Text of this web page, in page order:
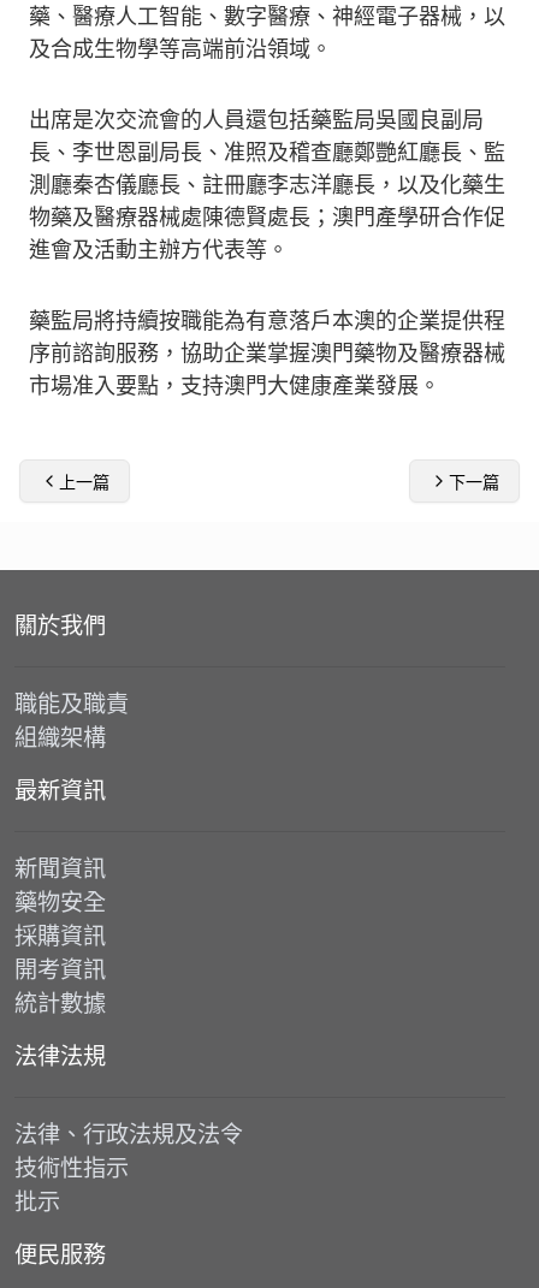
藥、醫療人工智能、數字醫療、神經電子器械，以
及合成生物學等高端前沿領域。
出席是次交流會的人員還包括藥監局吳國良副局
長、李世恩副局長、准照及稽查廳鄭艷紅廳長、監
測廳秦杏儀廳長、註冊廳李志洋廳長，以及化藥生
物藥及醫療器械處陳德賢處長；澳門產學研合作促
進會及活動主辦方代表等。
藥監局將持續按職能為有意落戶本澳的企業提供程
序前諮詢服務，協助企業掌握澳門藥物及醫療器械
市場准入要點，支持澳門大健康產業發展。
上一篇 下一篇
關於我們
職能及職責
組織架構
最新資訊
新聞資訊
藥物安全
採購資訊
開考資訊
統計數據
法律法規
法律、行政法規及法令
技術性指示
批示
便民服務